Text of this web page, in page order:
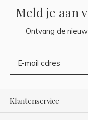
Meld je aan
Ontvang de
Klantenservice